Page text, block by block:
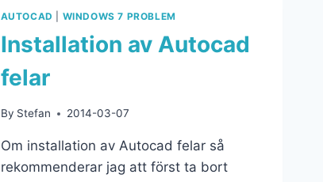
AUTOCAD WINDOWS 7 PROBLEM
Installation av Autocad
felar
By Stefan 2014-03-07
Om installation av Autocad felar så
rekommenderar jag att först ta bort